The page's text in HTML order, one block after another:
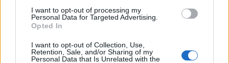
I want to opt-out of processing my
Personal Data for Targeted Advertising.
Opted In
I want to opt-out of Collection, Use,
Retention, Sale, and/or Sharing of my
Personal Data that Is Unrelated with the
Κώστας Τζιούμης: «Κάνουμε χαρούμενα τα
παιδιά μας στις κατασκηνώσεις μας!»
προστασία της ζωής, της υγείας και της